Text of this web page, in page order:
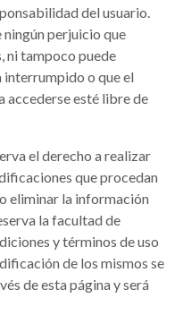
del usuario.
ningún perjuicio que
ni tampoco puede
interrumpido o que el
accederse esté libre de
el derecho a realizar
que procedan
eliminar la información
la facultad de
y términos de uso
de los mismos se
de esta página y será